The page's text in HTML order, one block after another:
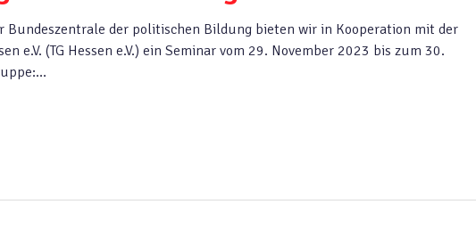
Bundeszentrale der politischen Bildung bieten wir in Kooperation mit der
e.V. (TG Hessen e.V.) ein Seminar vom 29. November 2023 bis zum 30.